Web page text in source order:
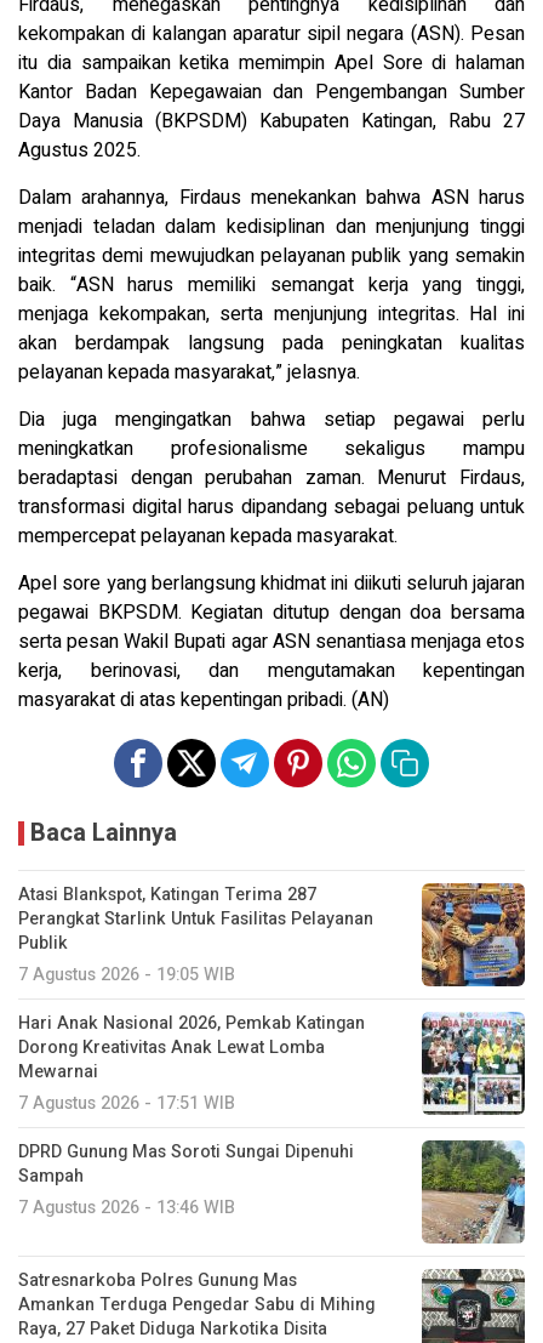
kekompakan di kalangan aparatur sipil negara (ASN). Pesan
itu dia sampaikan ketika memimpin Apel Sore di halaman
Kantor Badan Kepegawaian dan Pengembangan Sumber
Daya Manusia (BKPSDM) Kabupaten Katingan, Rabu 27
Agustus 2025.
Dalam arahannya, Firdaus menekankan bahwa ASN harus
menjadi teladan dalam kedisiplinan dan menjunjung tinggi
integritas demi mewujudkan pelayanan publik yang semakin
baik. “ASN harus memiliki semangat kerja yang tinggi,
menjaga kekompakan, serta menjunjung integritas. Hal ini
akan berdampak langsung pada peningkatan kualitas
pelayanan kepada masyarakat,” jelasnya.
Dia juga mengingatkan bahwa setiap pegawai perlu
meningkatkan profesionalisme sekaligus mampu
beradaptasi dengan perubahan zaman. Menurut Firdaus,
transformasi digital harus dipandang sebagai peluang untuk
mempercepat pelayanan kepada masyarakat.
Apel sore yang berlangsung khidmat ini diikuti seluruh jajaran
pegawai BKPSDM. Kegiatan ditutup dengan doa bersama
serta pesan Wakil Bupati agar ASN senantiasa menjaga etos
kerja, berinovasi, dan mengutamakan kepentingan
masyarakat di atas kepentingan pribadi. (AN)
Baca Lainnya
Atasi Blankspot, Katingan Terima 287
Perangkat Starlink Untuk Fasilitas Pelayanan
Publik
7 Agustus 2026 - 19:05 WIB
Hari Anak Nasional 2026, Pemkab Katingan
Dorong Kreativitas Anak Lewat Lomba
Mewarnai
7 Agustus 2026 - 17:51 WIB
DPRD Gunung Mas Soroti Sungai Dipenuhi
Sampah
7 Agustus 2026 - 13:46 WIB
Satresnarkoba Polres Gunung Mas
Amankan Terduga Pengedar Sabu di Mihing
Raya, 27 Paket Diduga Narkotika Disita